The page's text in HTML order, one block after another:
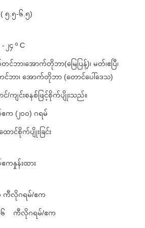
၅.၅-၆.၅)
၂၄ º C
င်ဘာ၊အောက်တိုဘာ(မြေပြန့်)၊ မတ်၊ဧပြီ၊
ဘာ၊ အောက်တိုဘာ (တောင်ပေါ်ဒေသ)
င်/ကျင်းစနစ်ဖြင့်စိုက်ပျိုးသည်။
က (၂၀၀) ဂရမ်
ောင်စိုက်ပျိုးခြင်း
ကနှုန်းထား
ကီလိုဂရမ်/ဧက
၆ ကီလိုဂရမ်/ဧက